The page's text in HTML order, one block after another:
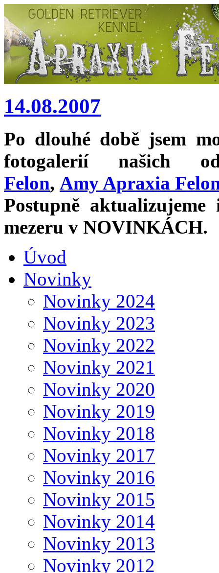
14.08.2007
Po dlouhé době jsem
fotogalerií našich
Felon, Amy Apraxia
Postupně
mezeru v NOVINKÁCH.
Úvod
Novinky
Novinky 2024
Novinky 2023
Novinky 2022
Novinky 2021
Novinky 2020
Novinky 2019
Novinky 2018
Novinky 2017
Novinky 2016
Novinky 2015
Novinky 2014
Novinky 2013
Novinky 2012